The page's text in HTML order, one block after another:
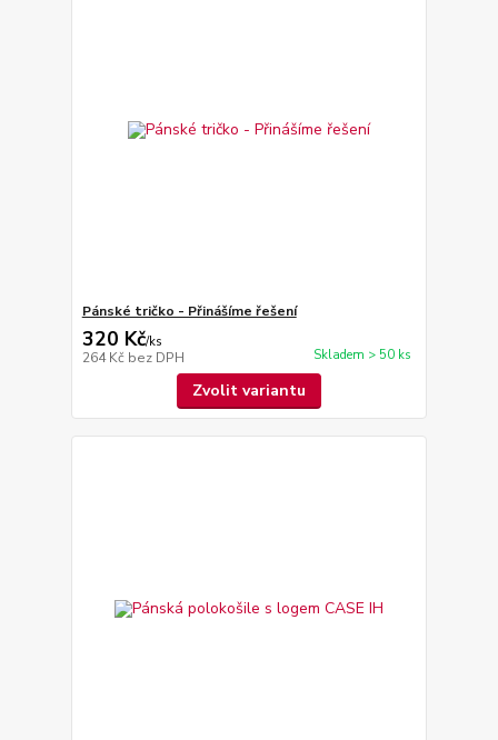
Pánské tričko - Přinášíme řešení
320 Kč/ks
264 Kč bez DPH Skladem > 50 ks
Zvolit variantu